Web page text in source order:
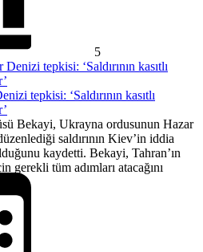
5
tepkisi: ‘Saldırının kasıtlı
Bekayi, Ukrayna ordusunun Hazar
saldırının Kiev’in iddia
kaydetti. Bekayi, Tahran’ın
gerekli tüm adımları atacağını